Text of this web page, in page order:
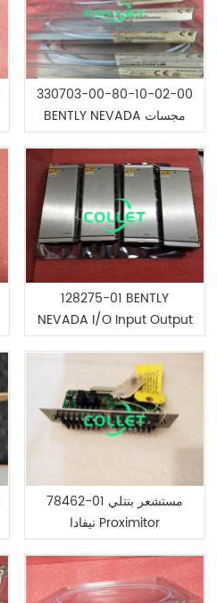
330703-00-80-10-02-00
BENTLY NEVADA مجسات
وكابلات التمديد
128275-01 BENTLY
NEVADA I/O Input Output
Module
78462-01 مستشعر بنتلي
نيفادا Proximitor